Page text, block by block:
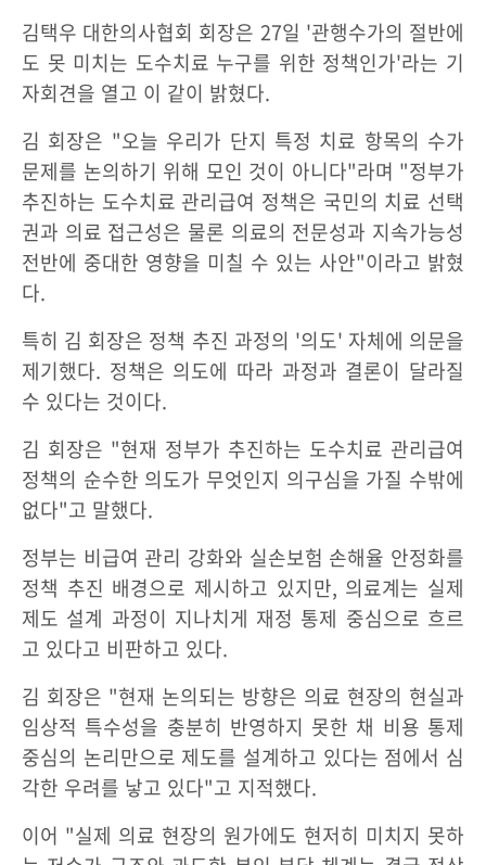
김택우 대한의사협회 회장은 27일 '관행수가의 절반에
도 못 미치는 도수치료 누구를 위한 정책인가'라는 기
자회견을 열고 이 같이 밝혔다.
김 회장은 "오늘 우리가 단지 특정 치료 항목의 수가
문제를 논의하기 위해 모인 것이 아니다"라며 "정부가
추진하는 도수치료 관리급여 정책은 국민의 치료 선택
권과 의료 접근성은 물론 의료의 전문성과 지속가능성
전반에 중대한 영향을 미칠 수 있는 사안"이라고 밝혔
다.
특히 김 회장은 정책 추진 과정의 '의도' 자체에 의문을
제기했다. 정책은 의도에 따라 과정과 결론이 달라질
수 있다는 것이다.
김 회장은 "현재 정부가 추진하는 도수치료 관리급여
정책의 순수한 의도가 무엇인지 의구심을 가질 수밖에
없다"고 말했다.
정부는 비급여 관리 강화와 실손보험 손해율 안정화를
정책 추진 배경으로 제시하고 있지만, 의료계는 실제
제도 설계 과정이 지나치게 재정 통제 중심으로 흐르
고 있다고 비판하고 있다.
김 회장은 "현재 논의되는 방향은 의료 현장의 현실과
임상적 특수성을 충분히 반영하지 못한 채 비용 통제
중심의 논리만으로 제도를 설계하고 있다는 점에서 심
각한 우려를 낳고 있다"고 지적했다.
이어 "실제 의료 현장의 원가에도 현저히 미치지 못하